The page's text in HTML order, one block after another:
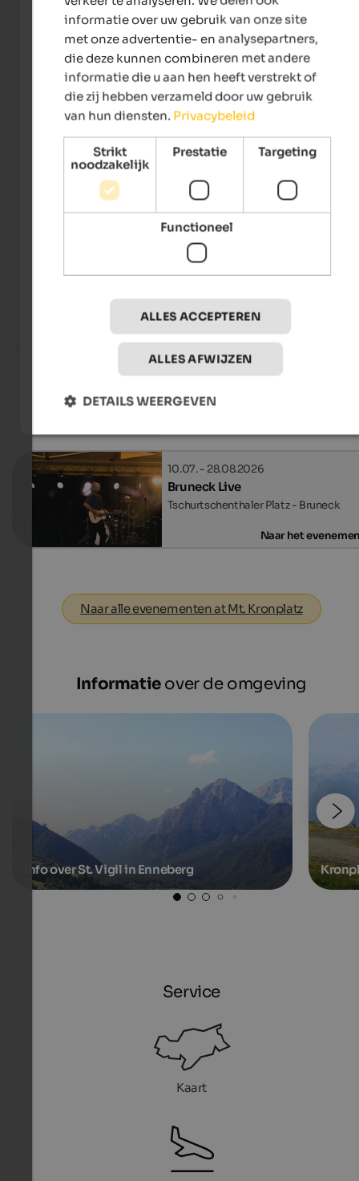
To the hotel
Evenementenat Mt. Kronplatz
Fr 17. Jul 2026
Kronplatz by Night
10.07. - 28.08.2026
Bruneck Live
Tschurtschenthaler Platz - Bruneck
Naar het
Naar alle evenementen at Mt. Kronplatz
Informatieover de omgeving
Info over St. Vigil in Enneberg
Service
Kaart
informatie over uw gebruik van onze site
met onze advertentie- en analysepartners,
die deze kunnen combineren met andere
informatie die u aan hen heeft verstrekt of
die zij hebben verzameld door uw gebruik
van hun diensten. Privacybeleid
Strikt
noodzakelijk
Prestatie Targeting
Functioneel
ALLES ACCEPTEREN
ALLES AFWIJZEN
DETAILS WEERGEVEN